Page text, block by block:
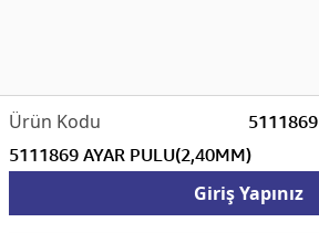
5111869
5111869 AYAR PULU(2,40MM)
Giriş Yapınız